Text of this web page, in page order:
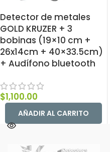
Detector de metales
GOLD KRUZER + 3
bobinas (19×10 cm +
26x14cm + 40×33.5cm)
+ Audífono bluetooth
$1,100.00
AÑADIR AL CARRITO